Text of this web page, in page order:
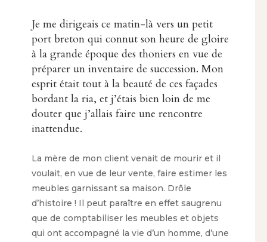
Je me dirigeais ce matin-là vers un petit
port breton qui connut son heure de gloire
à la grande époque des thoniers en vue de
préparer un inventaire de succession. Mon
esprit était tout à la beauté de ces façades
bordant la ria, et j’étais bien loin de me
douter que j’allais faire une rencontre
inattendue.
La mère de mon client venait de mourir et il
voulait, en vue de leur vente, faire estimer les
meubles garnissant sa maison. Drôle
d’histoire ! Il peut paraître en effet saugrenu
que de comptabiliser les meubles et objets
qui ont accompagné la vie d’un homme, d’une